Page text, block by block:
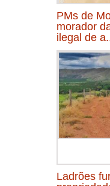
PMs de
morador
ilegal de
Ladrões